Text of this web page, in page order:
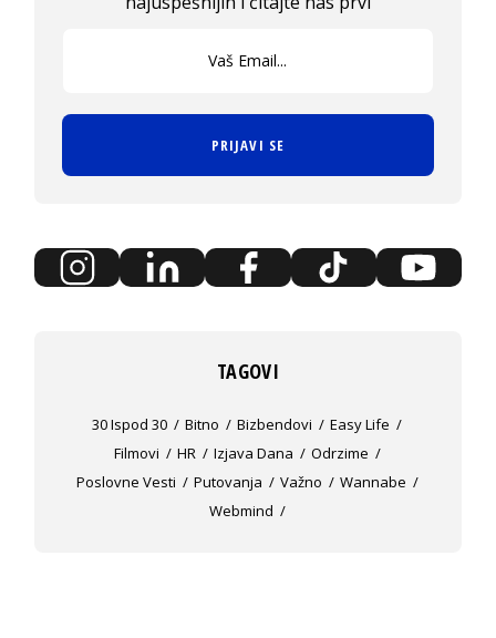
PRIJAVI SE
TAGOVI
30 Ispod 30 Bitno Bizbendovi
Easy Life
Filmovi
HR Izjava Dana
Odrzime
Poslovne Vesti
Putovanja Važno
Wannabe
Webmind